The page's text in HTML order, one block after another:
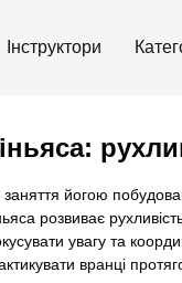
Інструктори
йогою
розвиває
увагу та
вранці